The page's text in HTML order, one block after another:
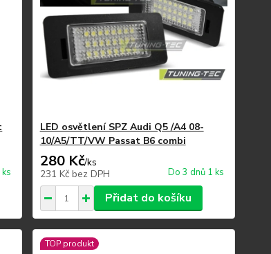
LED osvětlení SPZ Audi Q5 /A4 08-
10/A5/TT/VW Passat B6 combi
280 Kč/ks
231 Kč bez DPH Do 3 dnů 1 ks
Přidat do košíku
TOP produkt